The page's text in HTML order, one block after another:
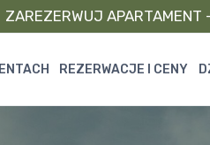
ZAREZERWUJ
REZERWACJE I CENY